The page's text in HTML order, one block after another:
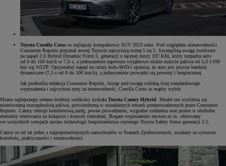
Toyota Corolla Cross to najlepszy kompaktowy SUV 2023 roku. Pod względem niezawodności
Consumer Reports przyznał nowej Toyocie najwyższą ocenę 5 na 5. Szczególną uwagę zwrócono
na napęd 2.0 Hybrid Dynamic Force 5. generacji o łącznej mocy 197 KM, który rozpędza auto
od 0 do 100 km/h w 7,6 s, a jednocześnie zapewnia wyjątkowo niskie zużycie paliwa od 5,0 l/100
km wg WLTP. Opcjonalny napęd na cztery koła AWD-i sprawia, że auto jest jeszcze bardziej
dynamiczne (7,5 s od 0 do 100 km/h), a jednocześnie prowadzi się pewniej i bezpieczniej.
Jak podkreśla redakcja Consumer Reports, biorąc pod uwagę solidną listę standardowego
wyposażenia i najwyższe noty za niezawodność, Corolla Cross to mądry wybór.
Miano najlepszego sedana średniej wielkości zyskała Toyota Camry Hybrid . Model ten wyróżnia się
niezrównaną oszczędnością paliwa, potwierdzoną w niezależnych testach przeprowadzonych przez Consumer
Reports. Camry oferuje komfortową jazdę, pewne prowadzenie, wygodne siedzenia oraz proste w obsłudze
elementy sterowania na kokpicie i konsoli centralnej. Bogate wyposażenie zawiera m.in. oferowany
we wszystkich wersjach zestaw technologii bezpieczeństwa czynnego Toyota Safety Sense generacji 2.5.
Camry to od lat jeden z najpopularniejszych samochodów w Stanach Zjednoczonych, uważany za synonim
komfortu, praktyczności i niezawodności.